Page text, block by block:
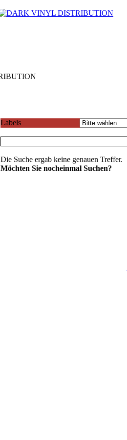
Labels
Die Suche ergab keine genauen Treffer.
Möchten Sie nocheinmal Suchen?